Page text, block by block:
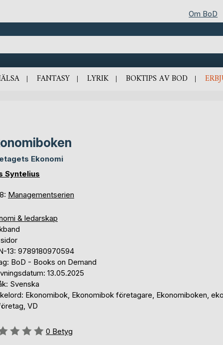
Om BoD
FANTASY LYRIK BOKTIPS AV BOD
Ekonomi
Syntelius
Managementserien
& ledarskap
13: 9789180970594
BoD - Books on Demand
13.05.2025
Svenska
Ekonomibok, Ekonomibok företagare, Ekonomiboken,
VD
0 Betyg